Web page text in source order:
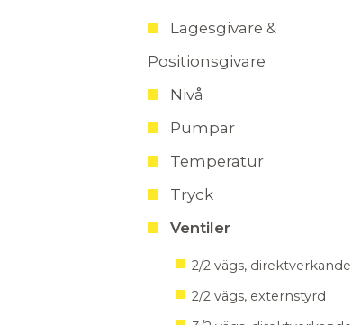
Lägesgivare &
Positionsgivare
Nivå
Pumpar
Temperatur
Tryck
Ventiler
2/2 vägs, direktverkande
2/2 vägs, externstyrd